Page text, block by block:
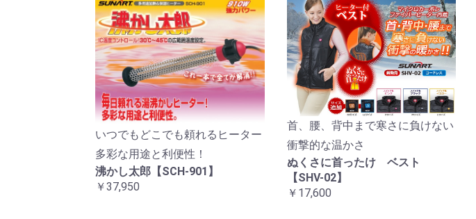
いつでもどこでも頼れるヒーター
多彩な用途と利便性！
沸かし太郎【SCH-901】
￥37,950
首、腰、背中まで寒さに負けない
衝撃的な温かさ
ぬくさに首ったけ ベスト
【SHV-02】
￥17,600